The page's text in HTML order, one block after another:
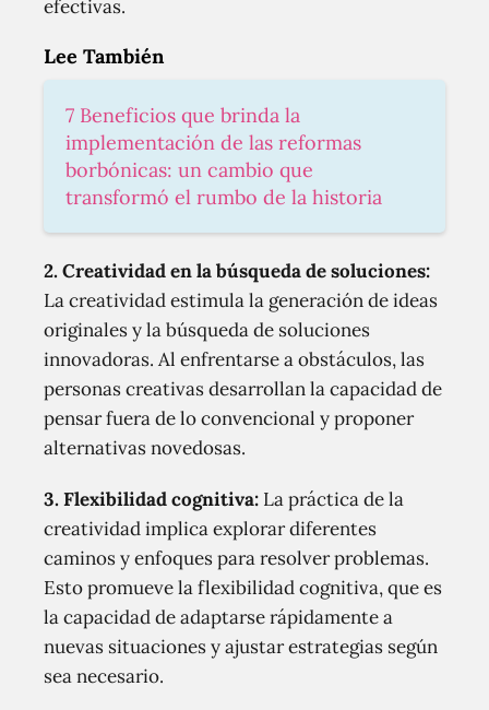
efectivas.
Lee También
7 Beneficios que brinda la
implementación de las reformas
borbónicas: un cambio que
transformó el rumbo de la historia
2.Creatividad en la búsqueda de soluciones:
La creatividad estimula la generación de ideas
originales y la búsqueda de soluciones
innovadoras. Al enfrentarse a obstáculos, las
personas creativas desarrollan la capacidad de
pensar fuera de lo convencional y proponer
alternativas novedosas.
3.Flexibilidad cognitiva: La práctica de la
creatividad implica explorar diferentes
caminos y enfoques para resolver problemas.
Esto promueve la flexibilidad cognitiva, que es
la capacidad de adaptarse rápidamente a
nuevas situaciones y ajustar estrategias según
sea necesario.